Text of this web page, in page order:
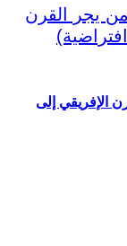
الإفريقي إلى